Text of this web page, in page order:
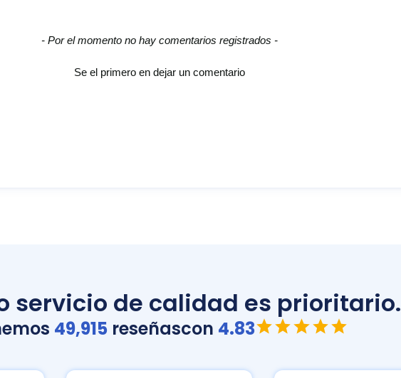
- Por el momento no hay comentarios registrados -
Se el primero en dejar un comentario
servicio de calidad es prioritario.
49,915reseñascon 4.83